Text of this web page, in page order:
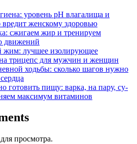
уровень pH влагалища и
женскому здоровью
сжигаем жир и тренируем
движений
жим: лучшее изолирующее
трицепс для мужчин и женщин
ходьбы: сколько шагов нужно
готовить пищу: варка, на пару, су-
максимум витаминов
просмотра.